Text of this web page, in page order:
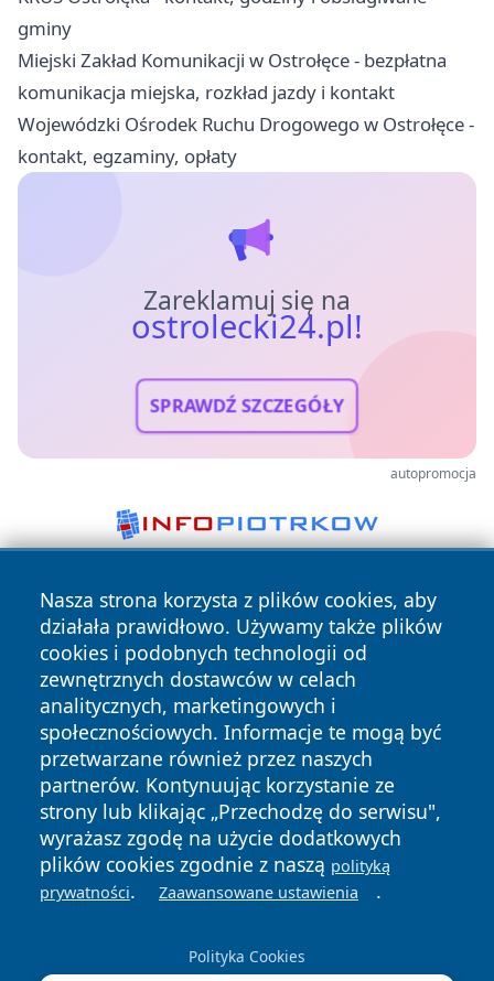
gminy
Miejski Zakład Komunikacji w Ostrołęce - bezpłatna
komunikacja miejska, rozkład jazdy i kontakt
Wojewódzki Ośrodek Ruchu Drogowego w Ostrołęce -
kontakt, egzaminy, opłaty
Zareklamuj się na
ostrolecki24.pl!
SPRAWDŹ SZCZEGÓŁY
autopromocja
Nasza strona korzysta z plików cookies, aby
działała prawidłowo. Używamy także plików
cookies i podobnych technologii od
zewnętrznych dostawców w celach
analitycznych, marketingowych i
społecznościowych. Informacje te mogą być
przetwarzane również przez naszych
partnerów. Kontynuując korzystanie ze
strony lub klikając „Przechodzę do serwisu",
wyrażasz zgodę na użycie dodatkowych
plików cookies zgodnie z naszą polityką
prywatności. Zaawansowane ustawienia .
Polityka Cookies
Copyright © 2026 ostrolecki24.pl Wszystkie prawa
zastrzeżone.
News Autorzy
Polityka
Prywatności
Polityka
Cookies